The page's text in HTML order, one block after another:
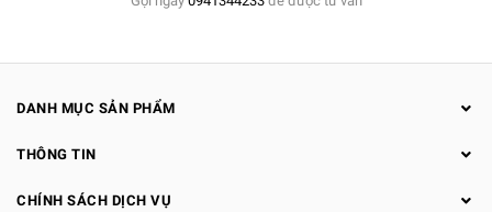
DANH MỤC SẢN PHẨM
THÔNG TIN
CHÍNH SÁCH DỊCH VỤ